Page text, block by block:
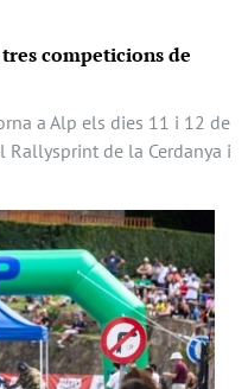
competicions de
a Alp els dies 11 i 12 de
Rallysprint de la Cerdanya i